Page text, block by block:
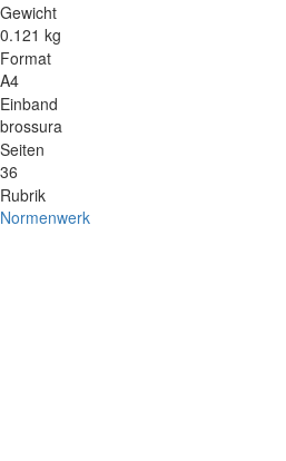
Gewicht
0.121 kg
Format
A4
Einband
brossura
Seiten
36
Rubrik
Normenwerk